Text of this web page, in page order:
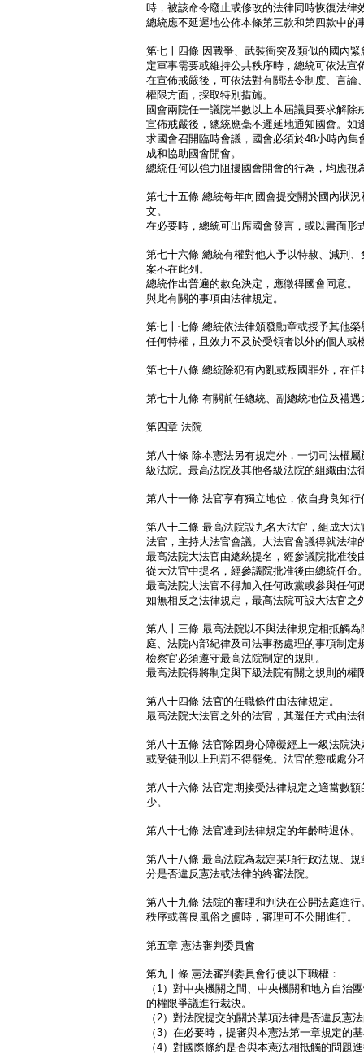
時，被該命令廢止或修改的法律同時恢復法律
總統應不延遲地公佈本條第三款和第四款中的
第七十四條 因戰爭、武裝衝突及類似的國內
定軍事需要或維持公共秩序時，總統可依法宣
在宣佈戒嚴後，可依法對有關法令制度、言論
權限方面，採取特別措施。
國會兩院任一議院半數以上本屆議員要求解除
宣佈戒嚴後，總統應毫不遲延地通知國會。如
求國會召開臨時會議，國會必須於48小時內
成和協助國會開會。
總統任何以強力阻擾國會開會的行為，均應視
第七十五條 總統每年向國會提交關於國內狀
文。
在必要時，總統可出席國會發言，或以書面形
第七十六條 總統有權對他人予以特赦、減刑
案不在此列。
總統作出普遍的赦免決定，應徵得國會同意。
與此有關的事項由法律規定。
第七十七條 總統依法律頒發勳章或授予其他
任何特權，且效力不及於受領者以外的個人或
第七十八條 總統除犯有內亂或叛國罪外，在
第七十九條 有關前任總統、副總統地位及禮
第四章 法院
第八十條 除本憲法另有規定外，一切司法權
級法院。最高法院及其他各級法院的組織由法
第八十一條 法官享有獨立地位，依自身良知
第八十二條 最高法院設九名大法官，組成大
法官，主持大法官會議。大法官會議得就法律
最高法院大法官由總統提名，經參議院批准後
從大法官中提名，經參議院批准後由總統任命
最高法院大法官不得加入任何政黨或參與任何
如無相反之法律規定，最高法院可設大法官之
第八十三條 最高法院以不與法律規定相抵觸
庭、法院內部紀律及司法事務處理的事項制定
檢察官必須遵守最高法院制定的規則。
最高法院得將制定與下級法院有關之規則的權
第八十四條 法官的任職條件由法律規定。
最高法院大法官之外的法官，其選任方式由法
第八十五條 法官除因身心障礙經上一級法院
或受徒刑以上刑罰不得罷免。法官的懲戒處分
第八十六條 法官定期接受法律規定之適當數
少。
第八十七條 法官達到法律規定的年齡時退休。
第八十八條 最高法院為裁定某項行政法規、
分是否違反憲法或法律的終審法院。
第八十九條 法院的審理和判決在公開法庭進
秩序或善良風俗之虞時，審理可不公開進行。
第五章 憲法審判委員會
第九十條 憲法審判委員會行使以下職權：
（1）對中央機關之間、中央機關和地方自治
的權限爭議進行裁決。
（2）對法院提交的關於某項法律是否違反憲
（3）在必要時，提審與本憲法第一章規定的
（4）對國際條約是否與本憲法相抵觸的問題